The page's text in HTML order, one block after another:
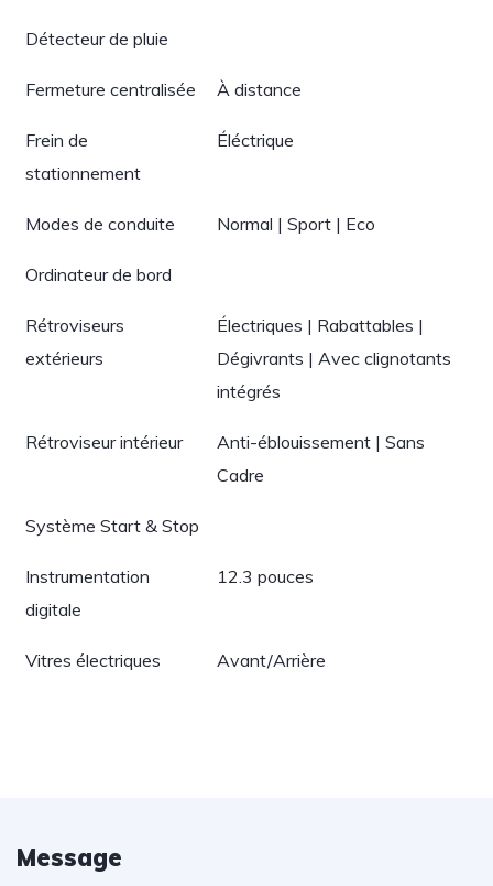
Détecteur de pluie
Fermeture centralisée À distance
Frein de
stationnement
Éléctrique
Modes de conduite Normal | Sport | Eco
Ordinateur de bord
Rétroviseurs
extérieurs
Électriques | Rabattables |
Dégivrants | Avec clignotants
intégrés
Rétroviseur intérieur
Anti-éblouissement | Sans
Cadre
Système Start & Stop
Instrumentation
digitale
12.3 pouces
Vitres électriques Avant/Arrière
Message